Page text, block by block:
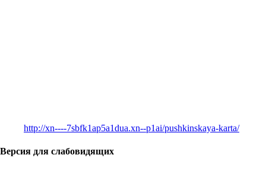
http://xn----7sbfk1ap5a1dua.xn--p1ai/pushkinskaya-karta/
Версия для слабовидящих